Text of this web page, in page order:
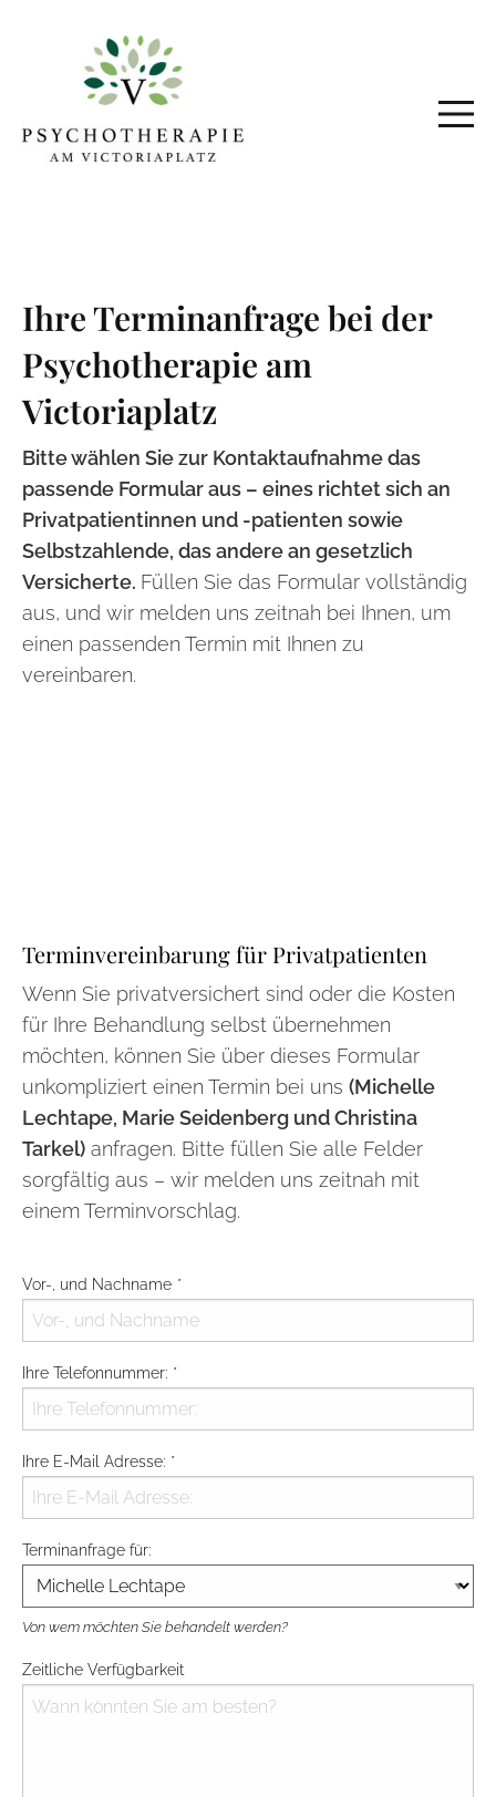
Ihre Terminanfrage bei der
Psychotherapie am
Victoriaplatz
Bitte wählen Sie zur Kontaktaufnahme das
passende Formular aus – eines richtet sich an
Privatpatientinnen und -patienten sowie
Selbstzahlende, das andere an gesetzlich
Versicherte. Füllen Sie das Formular vollständig
aus, und wir melden uns zeitnah bei Ihnen, um
einen passenden Termin mit Ihnen zu
vereinbaren.
Terminvereinbarung für Privatpatienten
Wenn Sie privatversichert sind oder die Kosten
für Ihre Behandlung selbst übernehmen
möchten, können Sie über dieses Formular
unkompliziert einen Termin bei uns (Michelle
Lechtape, Marie Seidenberg und Christina
Tarkel) anfragen. Bitte füllen Sie alle Felder
sorgfältig aus – wir melden uns zeitnah mit
einem Terminvorschlag.
Vor-, und Nachname *
Ihre Telefonnummer: *
Type your input data here
Ihre E-Mail Adresse: *
Type your input data here
Terminanfrage für:
Von wem möchten Sie behandelt werden?
Zeitliche Verfügbarkeit